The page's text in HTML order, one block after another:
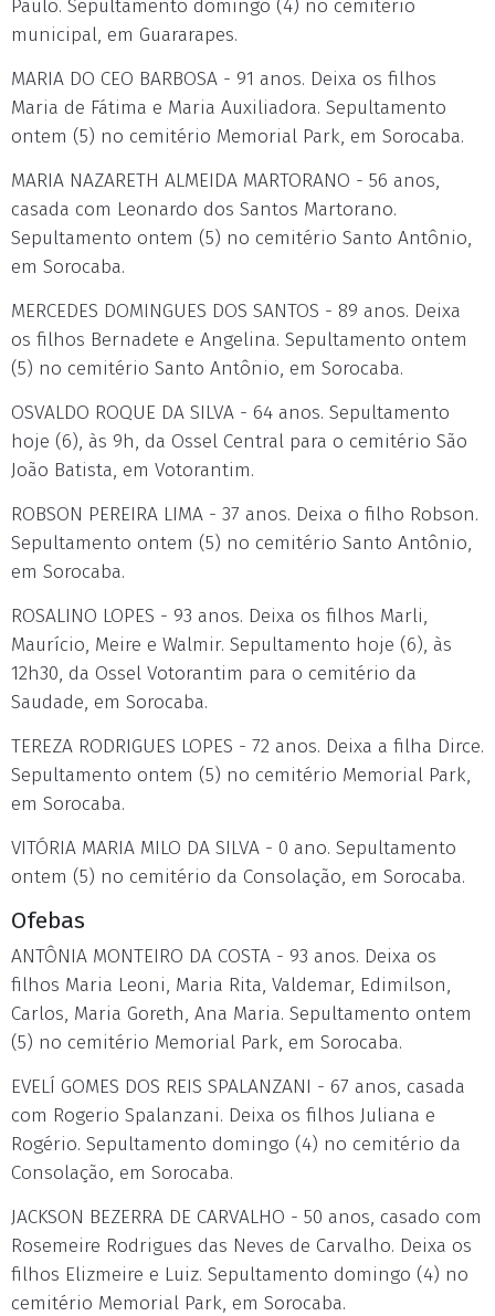
Paulo. Sepultamento domingo (4) no cemitério
municipal, em Guararapes.
MARIA DO CEO BARBOSA - 91 anos. Deixa os filhos
Maria de Fátima e Maria Auxiliadora. Sepultamento
ontem (5) no cemitério Memorial Park, em Sorocaba.
MARIA NAZARETH ALMEIDA MARTORANO - 56 anos,
casada com Leonardo dos Santos Martorano.
Sepultamento ontem (5) no cemitério Santo Antônio,
em Sorocaba.
MERCEDES DOMINGUES DOS SANTOS - 89 anos. Deixa
os filhos Bernadete e Angelina. Sepultamento ontem
(5) no cemitério Santo Antônio, em Sorocaba.
OSVALDO ROQUE DA SILVA - 64 anos. Sepultamento
hoje (6), às 9h, da Ossel Central para o cemitério São
João Batista, em Votorantim.
ROBSON PEREIRA LIMA - 37 anos. Deixa o filho Robson.
Sepultamento ontem (5) no cemitério Santo Antônio,
em Sorocaba.
ROSALINO LOPES - 93 anos. Deixa os filhos Marli,
Maurício, Meire e Walmir. Sepultamento hoje (6), às
12h30, da Ossel Votorantim para o cemitério da
Saudade, em Sorocaba.
TEREZA RODRIGUES LOPES - 72 anos. Deixa a filha Dirce.
Sepultamento ontem (5) no cemitério Memorial Park,
em Sorocaba.
VITÓRIA MARIA MILO DA SILVA - 0 ano. Sepultamento
ontem (5) no cemitério da Consolação, em Sorocaba.
Ofebas
ANTÔNIA MONTEIRO DA COSTA - 93 anos. Deixa os
filhos Maria Leoni, Maria Rita, Valdemar, Edimilson,
Carlos, Maria Goreth, Ana Maria. Sepultamento ontem
(5) no cemitério Memorial Park, em Sorocaba.
EVELÍ GOMES DOS REIS SPALANZANI - 67 anos, casada
com Rogerio Spalanzani. Deixa os filhos Juliana e
Rogério. Sepultamento domingo (4) no cemitério da
Consolação, em Sorocaba.
JACKSON BEZERRA DE CARVALHO - 50 anos, casado com
Rosemeire Rodrigues das Neves de Carvalho. Deixa os
filhos Elizmeire e Luiz. Sepultamento domingo (4) no
cemitério Memorial Park, em Sorocaba.